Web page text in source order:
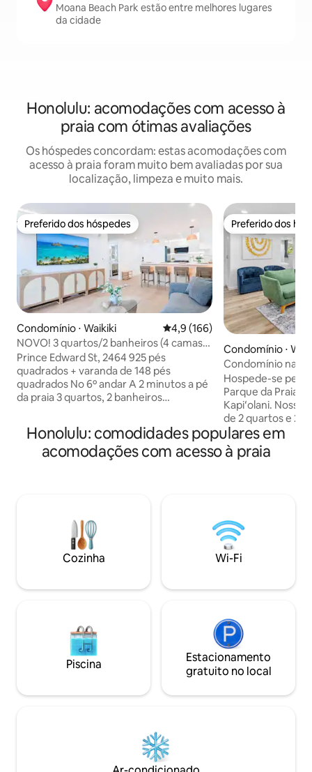
Moana Beach Park estão entre melhores lugares
da cidade
Honolulu: acomodações com acesso à
praia com ótimas avaliações
Os hóspedes concordam: estas acomodações com
acesso à praia foram muito bem avaliadas por sua
localização, limpeza e muito mais.
Preferido dos hóspedes
Preferido dos hóspedes
Condomínio ⋅ Waikiki 4,9 de uma avaliação média de
4,9 (166)
NOVO! 3 quartos/2 banheiros (4 camas) 1
vaga de estacionamento + 2 min da praia
Prince Edward St, 2464 925 pés
quadrados + varanda de 148 pés
quadrados No 6º andar A 2 minutos a pé
da praia 3 quartos, 2 banheiros
Lavanderia 24 horas no local Observação
sobre as comodidades: não há piscina ou
academia no local Acessibilidade:
Observe que esta unidade e a vaga de
estacionamento designada incluída
Altura máxima de 2,03 m Acomoda até
uma minivan ou um SUV de tamanho
normal Não são permitidas vans de
registro: 2026-STR-213
Preferido dos
Preferido dos
Condomínio ⋅
Condomínio na
relaxar
Hospede-se
Parque da Praia
Kapiʻolani.
de 2 quartos e 2
prédio seguro
gratuito. Os
varanda com
restaurantes e
como Tiki's,
Hospedado por
australiano, da
Honolulu: comodidades populares em
acomodações com acesso à praia
Cozinha Wi-Fi
Piscina
Estacionamento
gratuito no local